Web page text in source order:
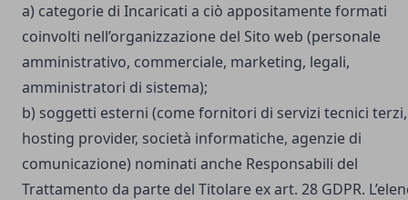
a) categorie di Incaricati a ciò appositamente formati
coinvolti nell’organizzazione del Sito web (personale
amministrativo, commerciale, marketing, legali,
amministratori di sistema);
b) soggetti esterni (come fornitori di servizi tecnici terzi,
hosting provider, società informatiche, agenzie di
comunicazione) nominati anche Responsabili del
Trattamento da parte del Titolare ex art. 28 GDPR.